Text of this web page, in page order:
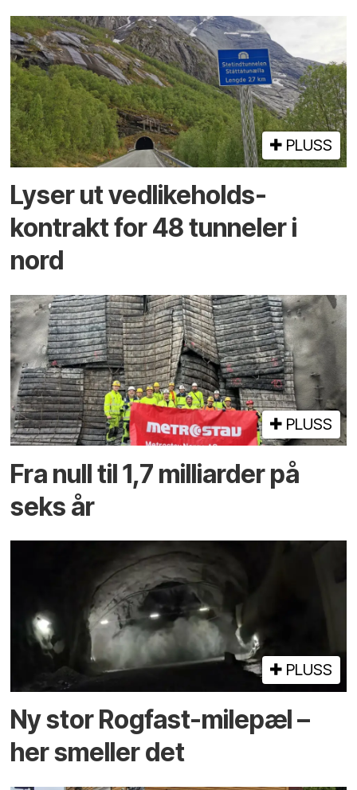
PLUSS
Lyser ut vedlikeholds­
kontrakt for 48 tunneler i
nord
PLUSS
Fra null til 1,7 milliarder på
seks år
PLUSS
Ny stor Rogfast-milepæl –
her smeller det